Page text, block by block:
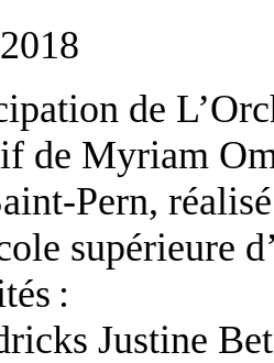
de
de Myriam
Pern,
supérieure
:
Justine